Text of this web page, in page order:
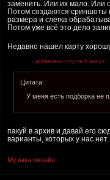
заменить. Или их мало. Или
Потом создаются сриншоты
размера и слегка
Потом уже всё это дело
Недавно нашел карту
- добавлено спустя 6 минут:
Цитата:
У меня есть подборка не
пакуй в архив и давай его
варианты, которых у нас нет.
Музыка онлайн